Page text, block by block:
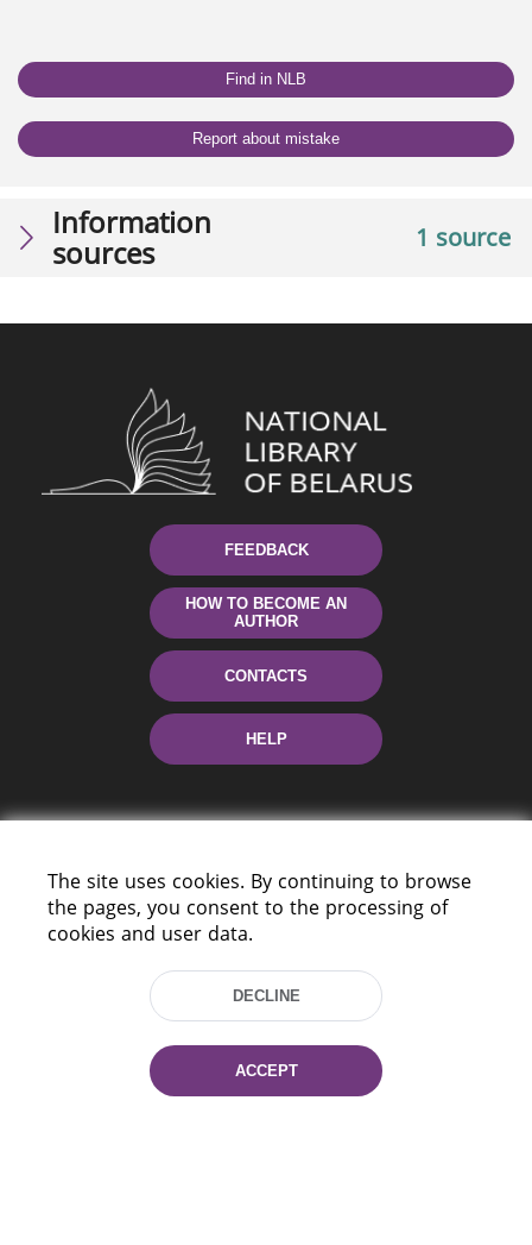
Find in NLB
Report about mistake
1 source
Information
sources
FEEDBACK
HOW TO BECOME AN
AUTHOR
CONTACTS
HELP
220114, Niezaležnasci Ave. 116, Minsk,
Tel.: (+375 17) 368 37 37
Fax: (+375 17) 368 97 06
E-mail: inbox@nlb.by
The site uses cookies. By continuing to browse
the pages, you consent to the processing of
cookies and user data.
DECLINE
ACCEPT